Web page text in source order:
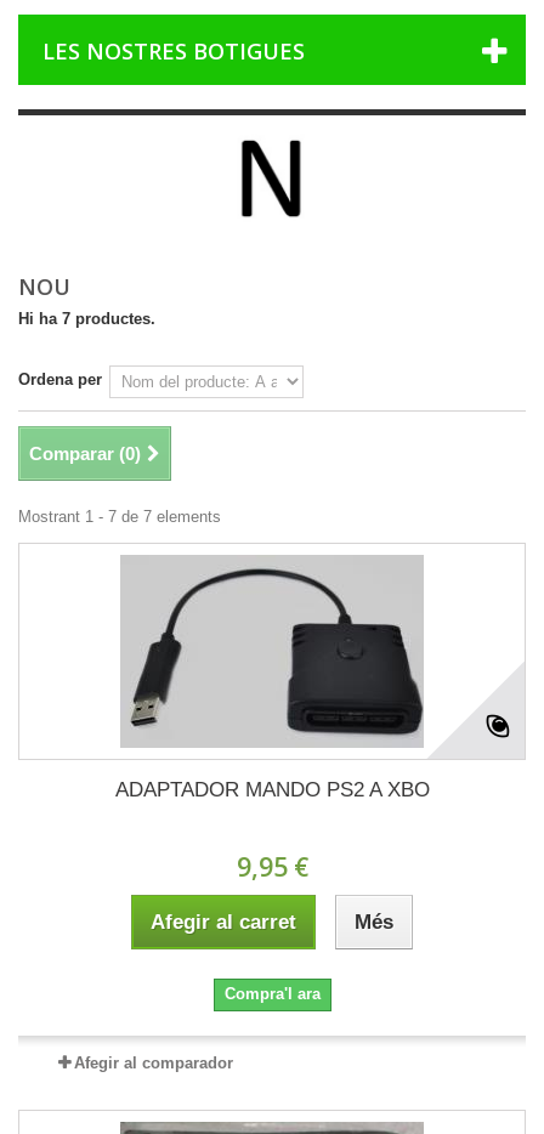
LES NOSTRES BOTIGUES
NOU
Hi ha 7 productes.
Ordena per
Comparar (0)
Mostrant 1 - 7 de 7 elements
ADAPTADOR MANDO PS2 A XBO
9,95 €
Afegir al carret Més
Compra'l ara
Afegir al comparador